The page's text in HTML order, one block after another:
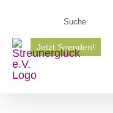
springen
Jetzt Spenden!